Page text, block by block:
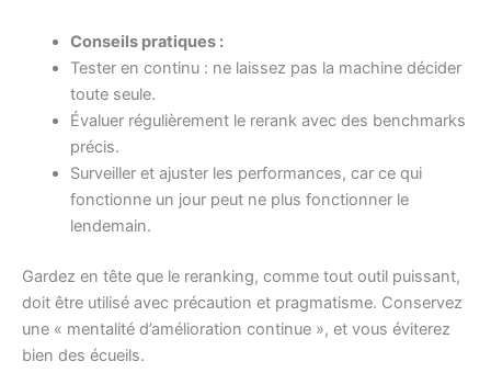
Conseils pratiques :
Tester en continu : ne laissez pas la machine décider
toute seule.
Évaluer régulièrement le rerank avec des benchmarks
précis.
Surveiller et ajuster les performances, car ce qui
fonctionne un jour peut ne plus fonctionner le
lendemain.
Gardez en tête que le reranking, comme tout outil puissant,
doit être utilisé avec précaution et pragmatisme. Conservez
une « mentalité d’amélioration continue », et vous éviterez
bien des écueils.